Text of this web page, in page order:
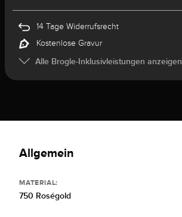
14 Tage Widerrufsrecht
Kostenlose Gravur
Alle Brogle-Inklusivleistungen anzeigen
Allgemein
MATERIAL:
750 Roségold